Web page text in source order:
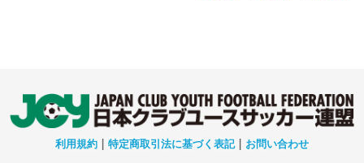
利用規約 | 特定商取引法に基づく表記| お問い合わせ